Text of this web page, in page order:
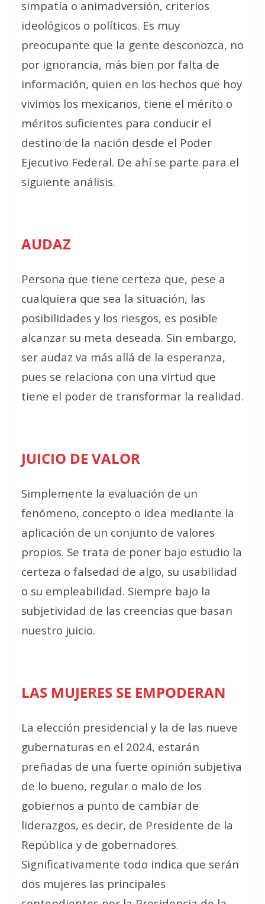
simpatía o animadversión, criterios
ideológicos o políticos. Es muy
preocupante que la gente desconozca, no
por ignorancia, más bien por falta de
información, quien en los hechos que hoy
vivimos los mexicanos, tiene el mérito o
méritos suficientes para conducir el
destino de la nación desde el Poder
Ejecutivo Federal. De ahí se parte para el
siguiente análisis.
AUDAZ
Persona que tiene certeza que, pese a
cualquiera que sea la situación, las
posibilidades y los riesgos, es posible
alcanzar su meta deseada. Sin embargo,
ser audaz va más allá de la esperanza,
pues se relaciona con una virtud que
tiene el poder de transformar la realidad.
JUICIO DE VALOR
Simplemente la evaluación de un
fenómeno, concepto o idea mediante la
aplicación de un conjunto de valores
propios. Se trata de poner bajo estudio la
certeza o falsedad de algo, su usabilidad
o su empleabilidad. Siempre bajo la
subjetividad de las creencias que basan
nuestro juicio.
LAS MUJERES SE EMPODERAN
La elección presidencial y la de las nueve
gubernaturas en el 2024, estarán
preñadas de una fuerte opinión subjetiva
de lo bueno, regular o malo de los
gobiernos a punto de cambiar de
liderazgos, es decir, de Presidente de la
República y de gobernadores.
Significativamente todo indica que serán
dos mujeres las principales